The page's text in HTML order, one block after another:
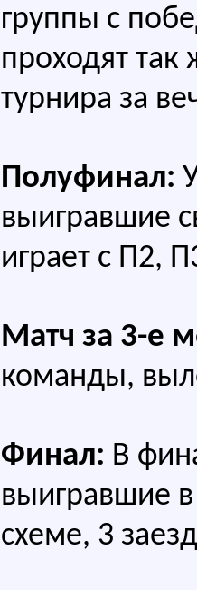
группы с
проходят так
турнира за
Полуфинал:
выигравшие
играет с П2,
Матч за 3-е
команды,
Финал: В
выигравшие
схеме, 3